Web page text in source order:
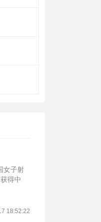
女子射
得中
18:52:22